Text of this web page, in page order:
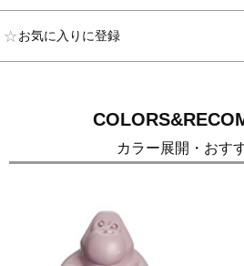
お気に入りに登録
カラー展開・おす